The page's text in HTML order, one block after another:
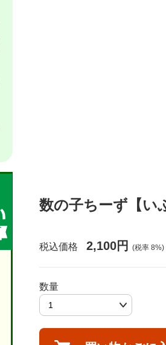
数の子ちーず【い
税込価格 2,100円 (税率 8%)
数量